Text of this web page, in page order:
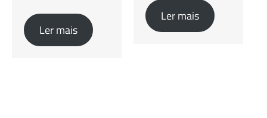
Ler mais
Ler mais